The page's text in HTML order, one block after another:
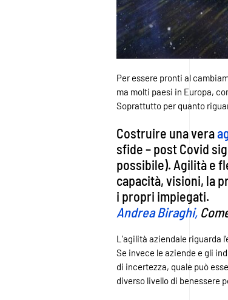
Per essere pronti al
ma molti paesi in Europa,
Soprattutto per quanto
Costruire una vera
sfide – post Covid
possibile). Agilità e
capacità, visioni, la
i propri impiegati.
Andrea Biraghi,
L’agilità aziendale riguarda
Se invece le aziende e gli
di incertezza, quale può
diverso livello di benessere